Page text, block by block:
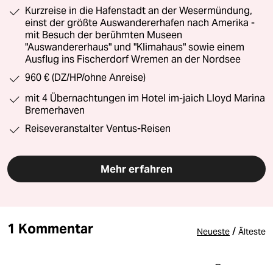
Kurzreise in die Hafenstadt an der Wesermündung,
einst der größte Auswandererhafen nach Amerika -
mit Besuch der berühmten Museen
"Auswandererhaus" und "Klimahaus" sowie einem
Ausflug ins Fischerdorf Wremen an der Nordsee
960 € (DZ/HP/ohne Anreise)
mit 4 Übernachtungen im Hotel im-jaich Lloyd Marina
Bremerhaven
Reiseveranstalter Ventus-Reisen
Mehr erfahren
1 Kommentar Neueste / Älteste